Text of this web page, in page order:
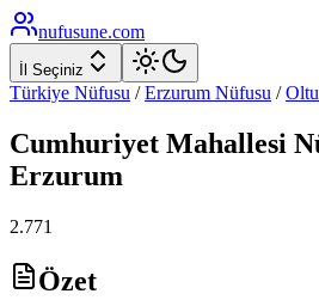
nufusune.com
İl Seçiniz
Türkiye Nüfusu / Erzurum Nüfusu / Oltu
Cumhuriyet Mahallesi
Erzurum
2.771
Özet